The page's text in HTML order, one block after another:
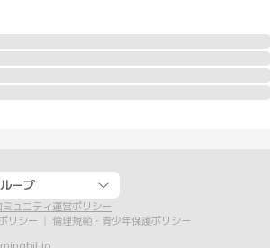
ープ
ミュニティ運営ポリシー
リシー
倫理規範・青少年保護ポリシー